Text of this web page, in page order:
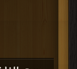
سري